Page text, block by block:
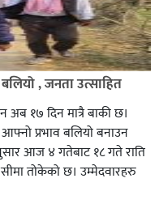
, जनता उत्साहित
अब १७ दिन मात्रै बाकी छ।
प्रभाव बलियो बनाउन
आज ४ गतेबाट १८ गते राति
सीमा तोकेको छ। उम्मेदवारहरु